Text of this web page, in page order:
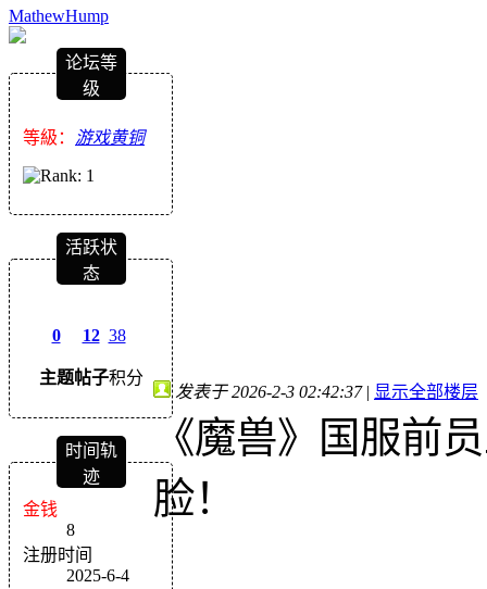
MathewHump
论坛等
级
等級： 游戏黄铜
活跃状
态
0
主题
12
帖子
38
积分
时间轨
迹
金钱
8
注册时间
2025-6-4
发表于 2026-2-3 02:42:37 | 显示全部楼层
《魔兽》国服前
脸！